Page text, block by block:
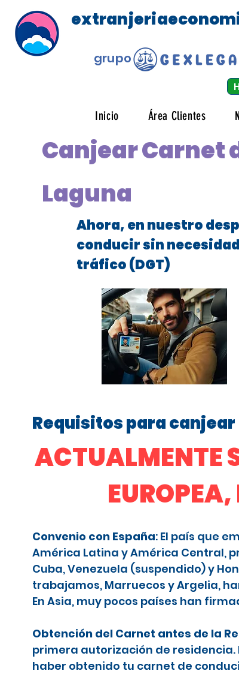
grupo
Inicio Área Clientes
Canjear Carnet
Laguna
Ahora, en nuestro
conducir sin
tráfico (DGT)
Requisitos para
ACTUALMENTE
Convenio con España: El país que
América Latina y América Central,
Cuba, Venezuela (suspendido) y
trabajamos, Marruecos y Argelia,
En Asia, muy pocos países han
Obtención del Carnet antes de la
primera autorización de residencia.
haber obtenido tu carnet de